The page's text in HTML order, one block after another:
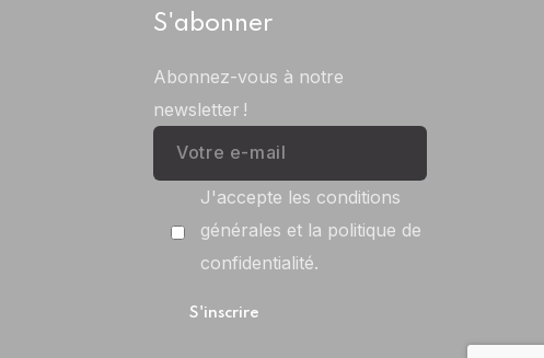
S'abonner
Abonnez-vous à notre
newsletter !
J'accepte les conditions
générales et la politique de
confidentialité.